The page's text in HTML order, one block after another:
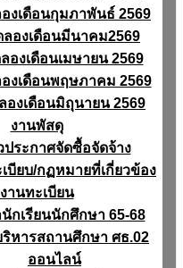
งเดือนกุมภาพันธ์ 2569
ลองเดือนมีนาคม2569
องเดือนเมษายน 2569
งเดือนพฤษภาคม 2569
องเดือนมิถุนายน 2569
งานพัสดุ
ประกาศจัดซื้อจัดจ้าง
บียบ/กฏหมายที่เกี่ยวข้อง
งานทะเบียน
กเรียนนักศึกษา 65-68
หารสถานศึกษา ศธ.02
ออนไลน์